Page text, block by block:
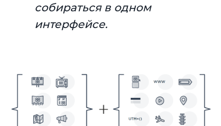
собираться в одном
интерфейсе.